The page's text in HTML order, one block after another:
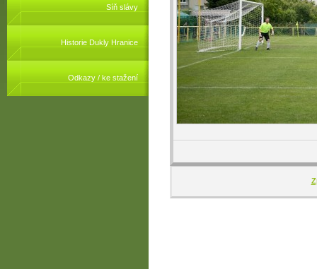
Síň slávy
Historie Dukly Hranice
Odkazy / ke stažení